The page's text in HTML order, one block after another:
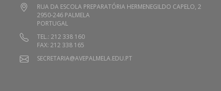
RUA DA ESCOLA PREPARATÓRIA HERMENEGILDO CAPELO, 2
2950-246 PALMELA
PORTUGAL
TEL.: 212 338 160
FAX: 212 338 165
SECRETARIA@AVEPALMELA.EDU.PT